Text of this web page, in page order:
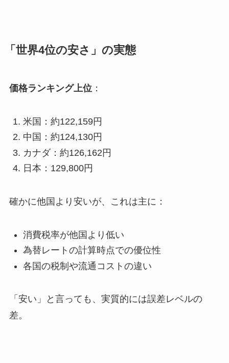
「世界4位の安さ」の実態
価格ランキング上位 ：
米国：約122,159円
中国：約124,130円
カナダ：約126,162円
日本：129,800円
確かに他国より安いが、これは主に：
消費税率が他国より低い
為替レートの計算時点での優位性
各国の税制や流通コストの違い
「安い」と言っても、実質的には誤差レベルの
差。